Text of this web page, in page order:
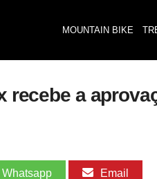
MOUNTAIN BIKE
recebe a
Whatsapp Email